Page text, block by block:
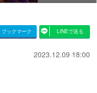
ブックマーク LINEで送る
2023.12.09 18:00